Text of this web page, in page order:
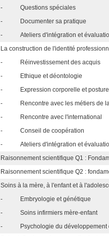
-
Questions spéciales
-
Documenter sa pratique
-
Ateliers d'intégration et
La construction de l'identité
-
Réinvestissement des acquis
-
Ethique et déontologie
-
Expression corporelle et
-
Rencontre avec les métiers de
-
Rencontre avec l'international
-
Conseil de coopération
-
Ateliers d'intégration et
Raisonnement scientifique Q1 :
Raisonnement scientifique Q2 :
Soins à la mère, à l'enfant et à
-
Embryologie et génétique
-
Soins infirmiers mère-enfant
-
Psychologie du développement